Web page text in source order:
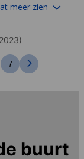
meer zien
7
buurt